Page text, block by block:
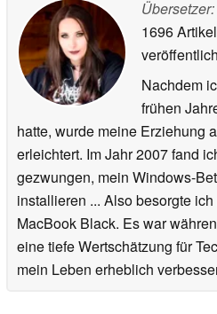
Übersetzer:
1696
Nachdem
frühen
hatte, wurde meine Erziehung
erleichtert. Im Jahr 2007 fand
gezwungen, mein Windows-
installieren ... Also besorgte
MacBook Black. Es war
eine tiefe Wertschätzung für
mein Leben erheblich